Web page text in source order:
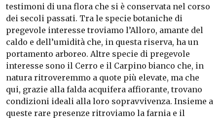
testimoni di una flora che si è conservata nel corso
dei secoli passati. Tra le specie botaniche di
pregevole interesse troviamo l’Alloro, amante del
caldo e dell’umidità che, in questa riserva, ha un
portamento arboreo. Altre specie di pregevole
interesse sono il Cerro e il Carpino bianco che, in
natura ritroveremmo a quote più elevate, ma che
qui, grazie alla falda acquifera affiorante, trovano
condizioni ideali alla loro sopravvivenza. Insieme a
queste rare presenze ritroviamo la farnia e il